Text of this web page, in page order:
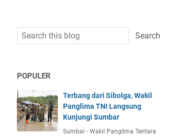
POPULER
Terbang dari Sibolga, Wakil
Panglima TNI Langsung
Kunjungi Sumbar
Sumbar - Wakil Panglima Tentara